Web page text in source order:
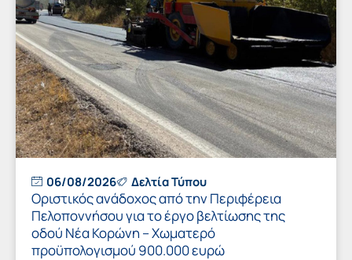
06/08/2026 Δελτία Τύπου
Οριστικός ανάδοχος από την Περιφέρεια
Πελοποννήσου για το έργο βελτίωσης της
οδού Νέα Κορώνη – Χωματερό
προϋπολογισμού 900.000 ευρώ